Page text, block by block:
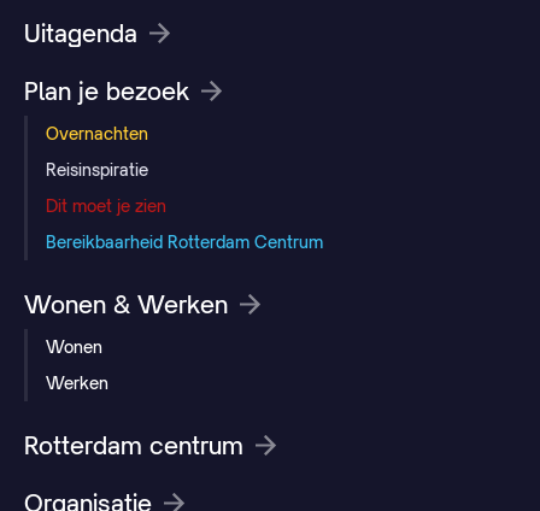
Uitagenda
Plan je bezoek
Overnachten
Reisinspiratie
Dit moet je zien
Bereikbaarheid Rotterdam Centrum
Wonen & Werken
Wonen
Werken
Rotterdam centrum
Organisatie